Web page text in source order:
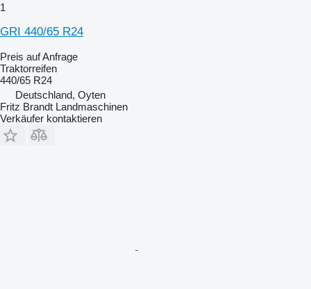
1
GRI 440/65 R24
Preis auf Anfrage
Traktorreifen
440/65 R24
Deutschland, Oyten
Fritz Brandt Landmaschinen
Verkäufer kontaktieren